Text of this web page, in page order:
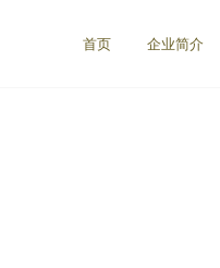
首页 企业简介